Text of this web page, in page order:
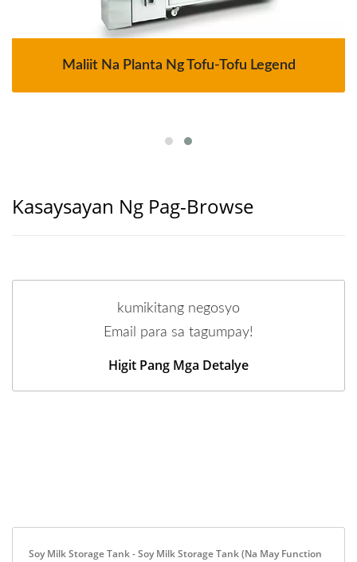
Maliit Na Planta Ng Tofu-Tofu Legend
Kasaysayan Ng Pag-Browse
kumikitang negosyo
Email para sa tagumpay!
Higit Pang Mga Detalye
Soy Milk Storage Tank - Soy Milk Storage Tank (na May Function